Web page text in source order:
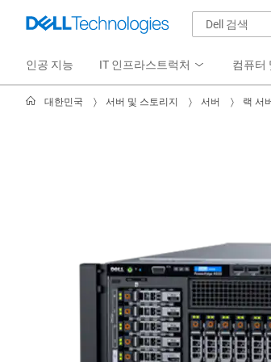
인공 지능 IT 인프라스트럭처 컴퓨터
대한민국 서버 및 스토리지 서버 랙 서